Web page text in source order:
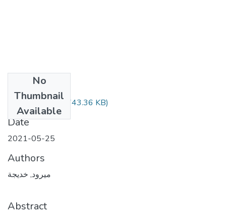
No
Thumbnail
Available
مجلس الامن.pdf (743.36 KB)
Date
2021-05-25
Authors
ميرود, خديجة
Abstract